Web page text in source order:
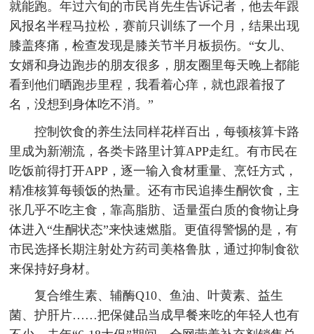
就能跑。年过六旬的市民肖先生告诉记者，他去年跟
风报名半程马拉松，赛前只训练了一个月，结果出现
膝盖疼痛，检查发现是膝关节半月板损伤。“女儿、
女婿和身边跑步的朋友很多，朋友圈里每天晚上都能
看到他们晒跑步里程，我看着心痒，就也跟着报了
名，没想到身体吃不消。”
控制饮食的养生法同样花样百出，每顿核算卡路
里成为新潮流，各类卡路里计算APP走红。有市民在
吃饭前得打开APP，逐一输入食材重量、烹饪方式，
精准核算每顿饭的热量。还有市民追捧生酮饮食，主
张几乎不吃主食，靠高脂肪、适量蛋白质的食物让身
体进入“生酮状态”来快速燃脂。更值得警惕的是，有
市民选择长期注射处方药司美格鲁肽，通过抑制食欲
来保持好身材。
复合维生素、辅酶Q10、鱼油、叶黄素、益生
菌、护肝片……把保健品当成早餐来吃的年轻人也有